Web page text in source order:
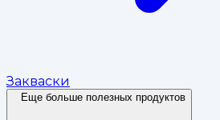
Закваски
Еще больше полезных продуктов